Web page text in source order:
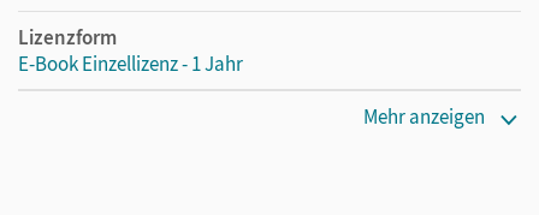
Lizenzform
E-Book Einzellizenz - 1 Jahr
Mehr anzeigen